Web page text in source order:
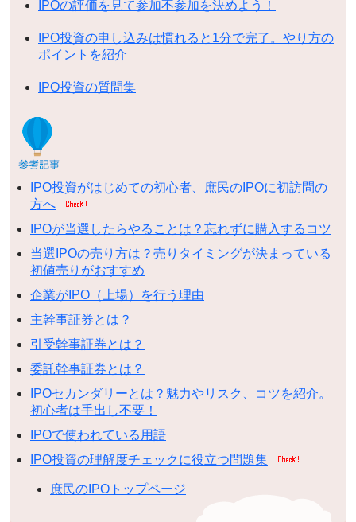
IPOの評価を見て参加不参加を決めよう！
IPO投資の申し込みは慣れると1分で完了。やり方の
ポイントを紹介
IPO投資の質問集
IPO投資がはじめての初心者、庶民のIPOに初訪問の
方へ
IPOが当選したらやることは？忘れずに購入するコツ
当選IPOの売り方は？売りタイミングが決まっている
初値売りがおすすめ
企業がIPO（上場）を行う理由
主幹事証券とは？
引受幹事証券とは？
委託幹事証券とは？
IPOセカンダリーとは？魅力やリスク、コツを紹介。
初心者は手出し不要！
IPOで使われている用語
IPO投資の理解度チェックに役立つ問題集
庶民のIPOトップページ